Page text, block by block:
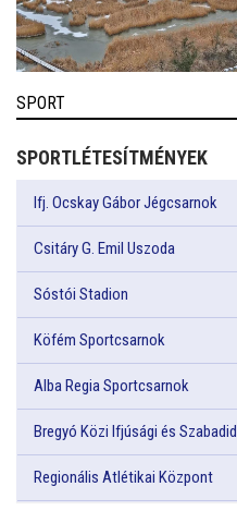
SPORT
SPORTLÉTESÍTMÉNYEK
Ifj. Ocskay Gábor Jégcsarnok
Csitáry G. Emil Uszoda
Sóstói Stadion
Köfém Sportcsarnok
Alba Regia Sportcsarnok
Bregyó Közi Ifjúsági és
Regionális Atlétikai Központ